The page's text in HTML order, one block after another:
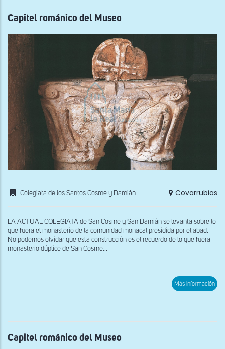
Capitel románico del Museo
Colegiata de los Santos Cosme y Damián Covarrubias
LA ACTUAL COLEGIATA de San Cosme y San Damián se levanta sobre lo
que fuera el monasterio de la comunidad monacal presidida por el abad.
No podemos olvidar que esta construcción es el recuerdo de lo que fuera
monasterio dúplice de San Cosme...
Más información
Capitel románico del Museo